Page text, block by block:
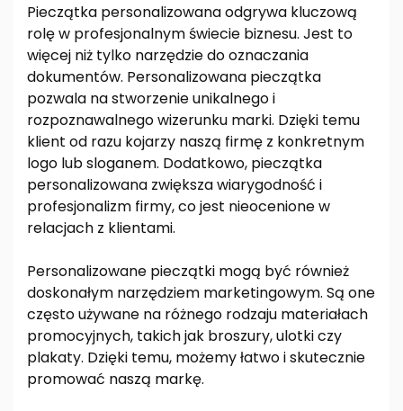
Pieczątka personalizowana odgrywa kluczową
rolę w profesjonalnym świecie biznesu. Jest to
więcej niż tylko narzędzie do oznaczania
dokumentów. Personalizowana pieczątka
pozwala na stworzenie unikalnego i
rozpoznawalnego wizerunku marki. Dzięki temu
klient od razu kojarzy naszą firmę z konkretnym
logo lub sloganem. Dodatkowo, pieczątka
personalizowana zwiększa wiarygodność i
profesjonalizm firmy, co jest nieocenione w
relacjach z klientami.
Personalizowane pieczątki mogą być również
doskonałym narzędziem marketingowym. Są one
często używane na różnego rodzaju materiałach
promocyjnych, takich jak broszury, ulotki czy
plakaty. Dzięki temu, możemy łatwo i skutecznie
promować naszą markę.